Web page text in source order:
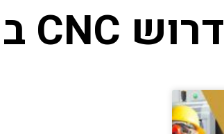
דרוש CNC בקרית אונו